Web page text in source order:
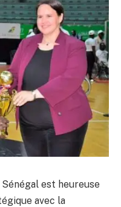
Sénégal est heureuse
avec la